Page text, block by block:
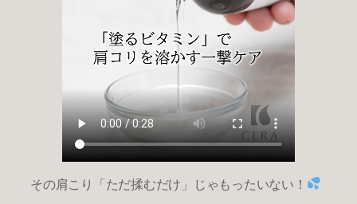
その肩こり「ただ揉むだけ」じゃもったいない！